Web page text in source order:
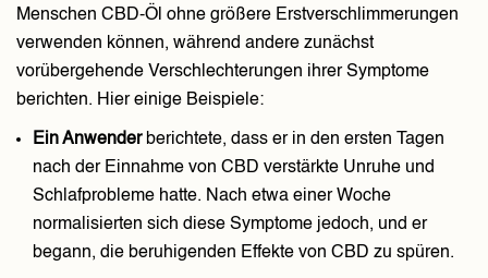
Menschen CBD-Öl ohne größere Erstverschlimmerungen
verwenden können, während andere zunächst
vorübergehende Verschlechterungen ihrer Symptome
berichten. Hier einige Beispiele:
Ein Anwenderberichtete, dass er in den ersten Tagen
nach der Einnahme von CBD verstärkte Unruhe und
Schlafprobleme hatte. Nach etwa einer Woche
normalisierten sich diese Symptome jedoch, und er
begann, die beruhigenden Effekte von CBD zu spüren.